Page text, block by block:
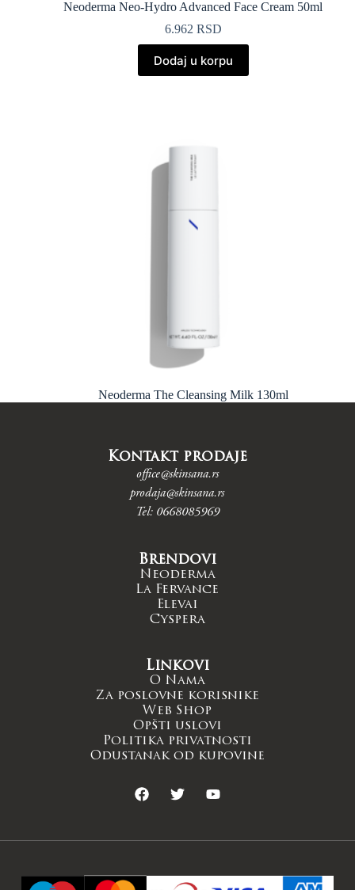
Neoderma Neo-Hydro Advanced Face Cream 50ml
6.962 RSD
Dodaj u korpu
Neoderma The Cleansing Milk 130ml
Dodaj u korpu
Kontakt prodaje
office@skinsana.rs
prodaja@skinsana.rs
Tel: 0668085969
Brendovi
Neoderma
La Fervance
Elevai
Cyspera
Linkovi
O Nama
Za poslovne korisnike
Web Shop
Opšti uslovi
Politika privatnosti
Odustanak od kupovine